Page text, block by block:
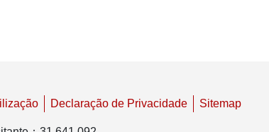
Declaração de Privacidade Sitemap